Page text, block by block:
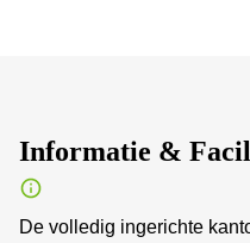
Informatie &
De volledig ingerichte